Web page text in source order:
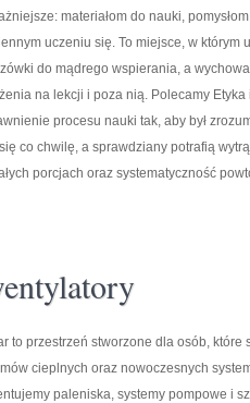
materiałom do nauki,
uczeniu się. To miejsce, w którym
do mądrego wspierania, a
na lekcji i poza nią. Polecamy
procesu nauki tak, aby był
co chwilę, a sprawdziany potrafią
porcjach oraz systematyczność
to przestrzeń stworzone dla osób,
cieplnych oraz nowoczesnych
paleniska, systemy pompowe i